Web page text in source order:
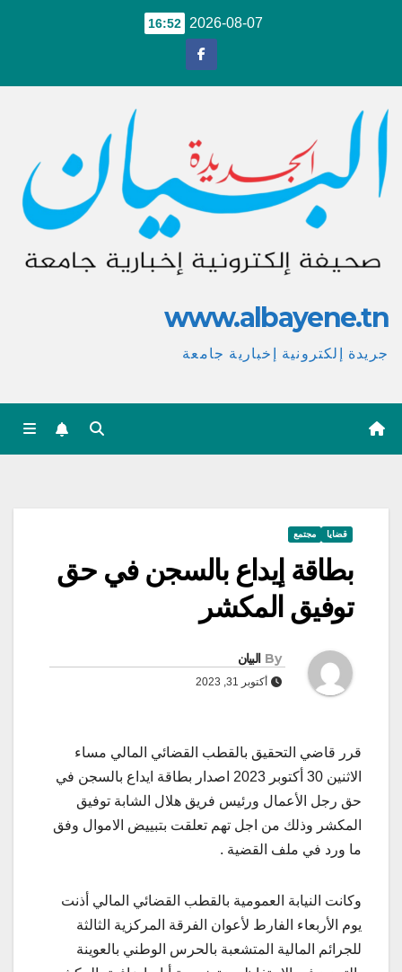
2026-08-07
16:52
www.albayene.tn
جريدة إلكترونية إخبارية جامعة
قضايا مجتمع
بطاقة إيداع بالسجن في حق
توفيق المكشر
By البيان
أكتوبر 31, 2023
قرر قاضي التحقيق بالقطب القضائي المالي مساء
الاثنين 30 أكتوبر 2023 اصدار بطاقة ايداع بالسجن في
حق رجل الأعمال ورئيس فريق هلال الشابة توفيق
المكشر وذلك من اجل تهم تعلقت بتبييض الاموال وفق
ما ورد في ملف القضية .
وكانت النيابة العمومية بالقطب القضائي المالي أذنت
يوم الأربعاء الفارط لأعوان الفرقة المركزية الثالثة
للجرائم المالية المتشعبة بالحرس الوطني بالعوينة